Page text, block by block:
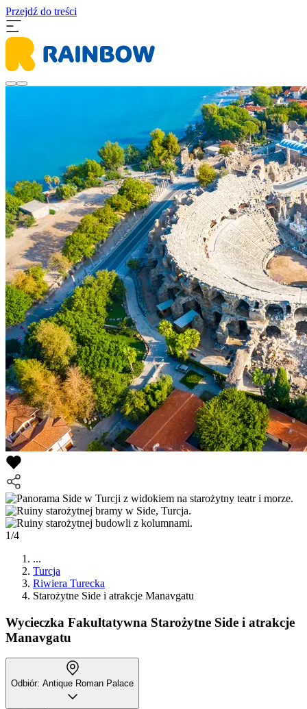
Przejdź do treści
1/4
...
Turcja
Riwiera Turecka
Starożytne Side i atrakcje Manavgatu
Wycieczka Fakultatywna Starożytne Side i atrakcje
Manavgatu
Odbiór: Antique Roman Palace